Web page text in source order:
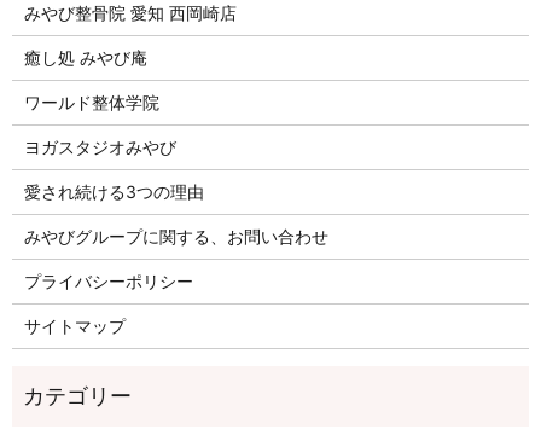
みやび整骨院 愛知 西岡崎店
癒し処 みやび庵
ワールド整体学院
ヨガスタジオみやび
愛され続ける3つの理由
みやびグループに関する、お問い合わせ
プライバシーポリシー
サイトマップ